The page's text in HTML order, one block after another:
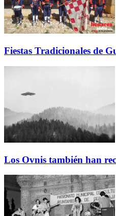
Fiestas Tradicionales de
Los Ovnis también han